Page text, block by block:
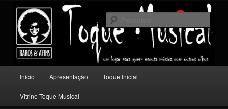
conteúdo
principal
conteúdo
secundário
Toque Musical
Um lugar para quem escuta música com outros olhos.
principal
Início Apresentação Toque Inicial
Vitrine Toque Musical